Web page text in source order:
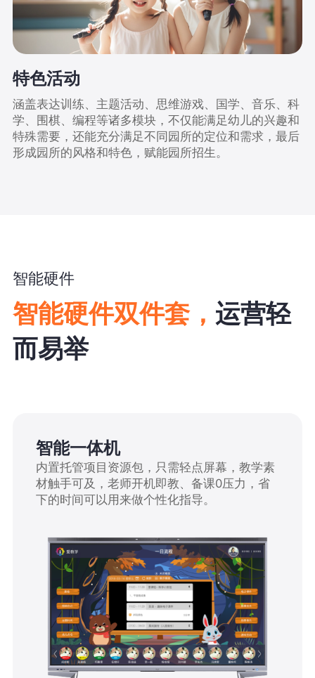
特色活动
涵盖表达训练、主题活动、思维游戏、国学、音乐、科
学、围棋、编程等诸多模块，不仅能满足幼儿的兴趣和
特殊需要，还能充分满足不同园所的定位和需求，最后
形成园所的风格和特色，赋能园所招生。
智能硬件
智能硬件双件套， 运营轻
而易举
智能一体机
内置托管项目资源包，只需轻点屏幕，教学素
材触手可及，老师开机即教、备课0压力，省
下的时间可以用来做个性化指导。